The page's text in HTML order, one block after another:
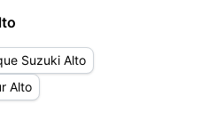
Suzuki Alto
Alto